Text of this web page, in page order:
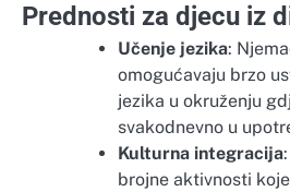
Prednosti za djecu iz
Učenje jezika:
omogućavaju brzo
jezika u okruženju
svakodnevno u
Kulturna integracija
brojne aktivnosti